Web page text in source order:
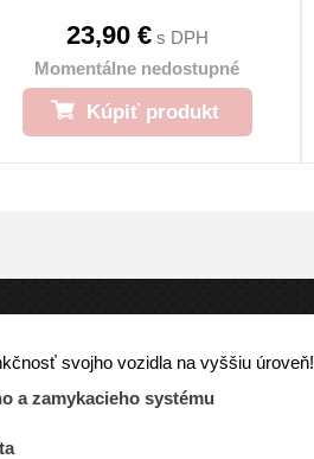
23,90 €s DPH
Momentálne nedostupné
Kúpiť produkt
svojho vozidla na vyššiu úroveň!
a zamykacieho systému